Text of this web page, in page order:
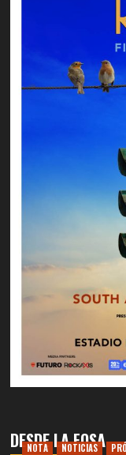
DESDE LA FOSA
NOTA NOTICIAS